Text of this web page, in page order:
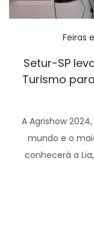
Posted
Feiras
Setur-SP
Turismo
A Agrishow
mundo e o
conhecerá a